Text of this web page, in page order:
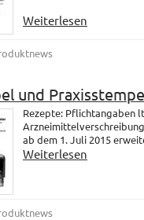
Weiterlesen
und
Rezepte: Pflichtangaben
ab dem 1. Juli 2015
Weiterlesen